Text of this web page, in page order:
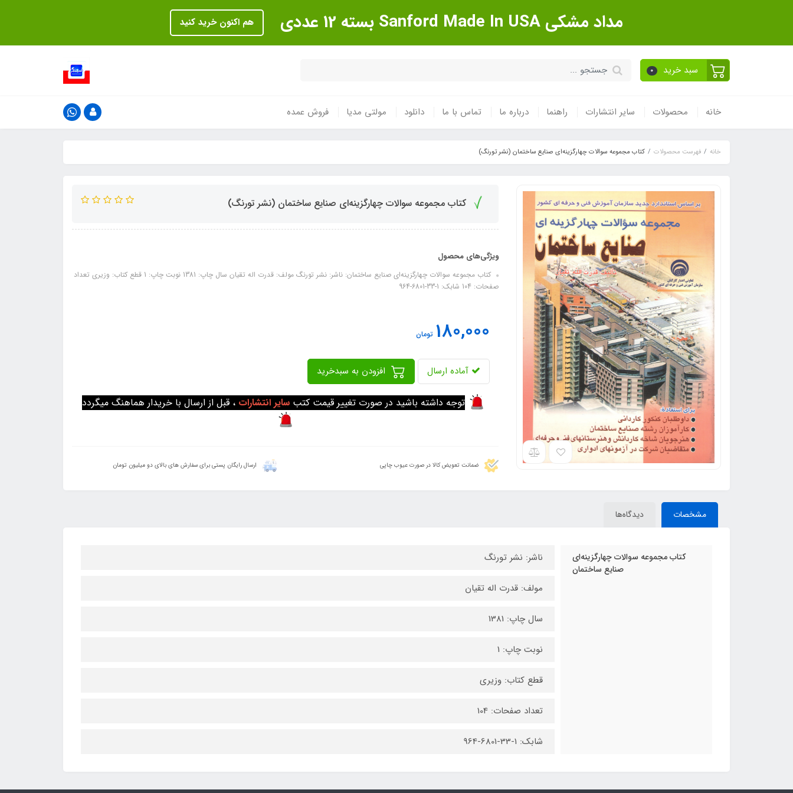
مداد مشکی Sanford Made In USA بسته 12 عددی هم اکنون خرید کنید
سبد خرید 0
خانه محصولات سایر انتشارات راهنما درباره ما تماس با ما دانلود مولتی مدیا فروش عمده
خانه فهرست محصولات کتاب مجموعه سوالات چهارگزینه‌ای صنایع ساختمان (نشر تورنگ)
کتاب مجموعه سوالات چهارگزینه‌ای صنایع ساختمان (نشر تورنگ)
ویژگی‌های محصول
کتاب مجموعه سوالات چهارگزینه‌ای صنایع ساختمان: ناشر: نشر تورنگ مولف: قدرت اله تقیان سال چاپ: 1381 نوبت چاپ: 1 قطع کتاب: وزیری تعداد
صفحات: 104 شابک: 1-33-6801-964
180,000 تومان
آماده ارسال
توجه داشته باشید در صورت تغییر قیمت کتب سایر انتشارات ، قبل از ارسال با خریدار هماهنگ میگردد
ضمانت تعویض کالا در صورت عیوب چاپی ارسال رایگان پستی برای سفارش های بالای دو میلیون تومان
مشخصات دیدگاه‌ها
کتاب مجموعه سوالات چهارگزینه‌ای
صنایع ساختمان
ناشر: نشر تورنگ
مولف: قدرت اله تقیان
سال چاپ: 1381
نوبت چاپ: 1
قطع کتاب: وزیری
تعداد صفحات: 104
شابک: 1-33-6801-964